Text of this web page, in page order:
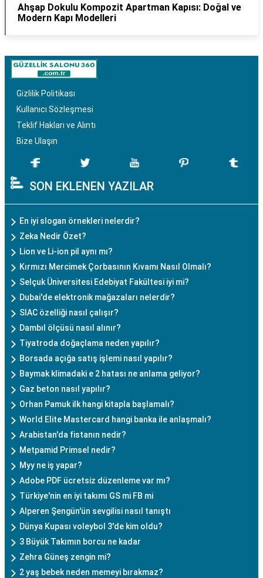
Ahşap Dokulu Kompozit Apartman Kapısı: Doğal ve
Modern Kapı Modelleri
Gizlilik Politikası
Kullanıcı Sözleşmesi
Teklif Hakları ve Alıntı
Bize Ulaşın
SON EKLENEN YAZILAR
En iyi slogan örnekleri nelerdir?
Zeka Nedir Özet?
Lion ve Li-ion pil aynı mı?
Kırmızı Mercimek Çorbasının Kıvamı Nasıl Olmalı?
Selçuk Üniversitesi Edebiyat Fakültesi iyi mi?
Dubai'de elektronik mağazaları nelerdir?
SIAC özelliği nasıl çalışır?
Dambıl ölçüsü nasıl alınır?
Tiyatroda doğaçlama neden yapılır?
Borsada açığa satış işlemi nasıl yapılır?
Baymak klimadaki e 2 hatası ne anlama geliyor?
Gaz beton nasıl yapılır?
Orhan Pamuk ilk hangi kitapla başlamalı?
World Elite Mastercard hangi banka ile anlaşmalı?
Arabistan'da fistanın nedir?
Metpamid Primsel nedir?
Myy ne iş yapar?
Adobe PDF ücretsiz düzenleme var mı?
Türkiye'nin en iyi takımı GS mi FB mi
Alperen Şengün'ün sevgilisi nasıl tanıştı
Dünya Kupası voleybol 3'de kim oldu?
3 Büyük Takımın borcu ne kadar
Zehra Güneş zengin mi?
2 yaş bebek neden memeyi bırakmaz?